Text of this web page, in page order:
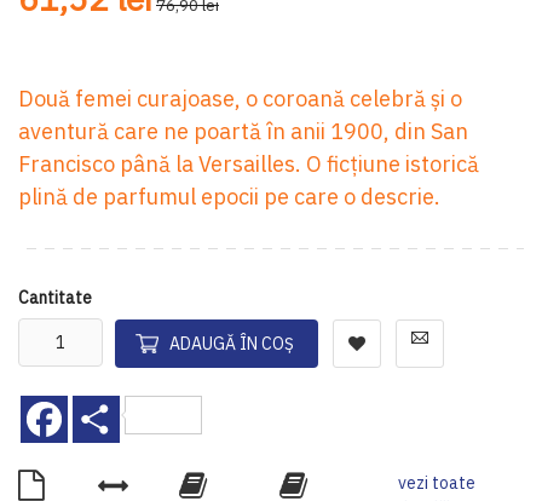
Două femei curajoase, o coroană celebră și o
aventură care ne poartă în anii 1900, din San
Francisco până la Versailles. O ficțiune istorică
plină de parfumul epocii pe care o descrie.
Cantitate
ADAUGĂ ÎN COȘ
Facebook
vezi toate